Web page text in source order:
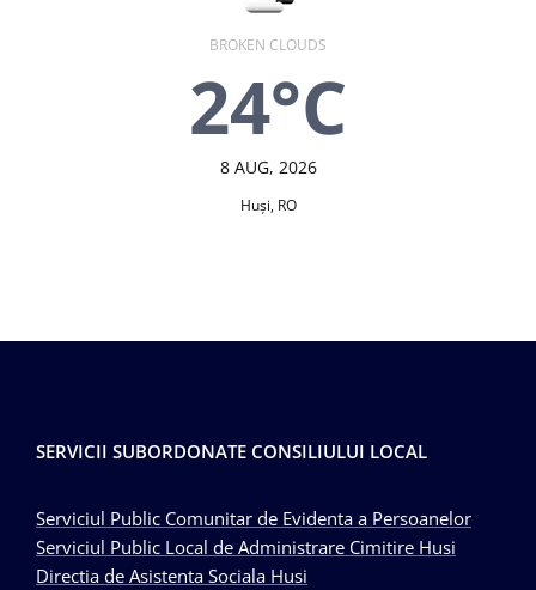
BROKEN CLOUDS
24°C
8 AUG, 2026
Huşi, RO
SERVICII SUBORDONATE CONSILIULUI LOCAL
Serviciul Public Comunitar de Evidenta a Persoanelor
Serviciul Public Local de Administrare Cimitire Husi
Directia de Asistenta Sociala Husi